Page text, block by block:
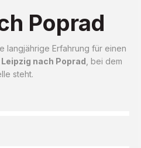
Poprad
langjährige Erfahrung für einen
nach Poprad , bei dem
steht.